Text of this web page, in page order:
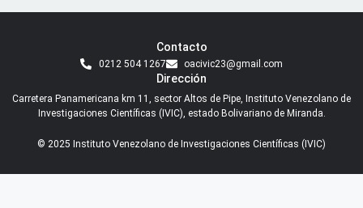
Contacto
0212 504 1267 oacivic23@gmail.com
Dirección
Carretera Panamericana km 11, sector Altos de Pipe, Instituto Venezolano de
Investigaciones Científicas (IVIC), estado Bolivariano de Miranda.
© 2025 Instituto Venezolano de Investigaciones Científicas (IVIC)